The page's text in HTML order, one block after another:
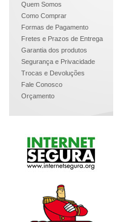
Quem Somos
Como Comprar
Formas de Pagamento
Fretes e Prazos de Entrega
Garantia dos produtos
Segurança e Privacidade
Trocas e Devoluções
Fale Conosco
Orçamento